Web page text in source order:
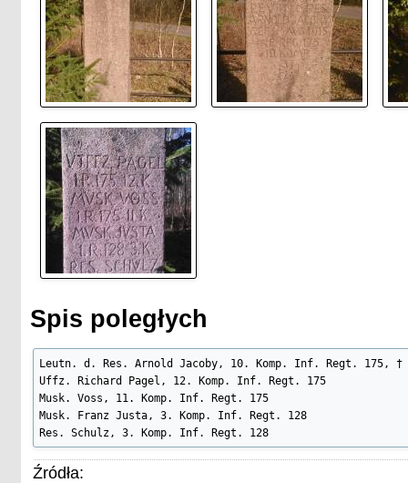
Spis poległych
Leutn. d. Res. Arnold Jacoby, 10. Komp. Inf. Regt. 175, †
Uffz. Richard Pagel, 12. Komp. Inf. Regt. 175
Musk. Voss, 11. Komp. Inf. Regt. 175
Musk. Franz Justa, 3. Komp. Inf. Regt. 128
Res. Schulz, 3. Komp. Inf. Regt. 128
Źródła: